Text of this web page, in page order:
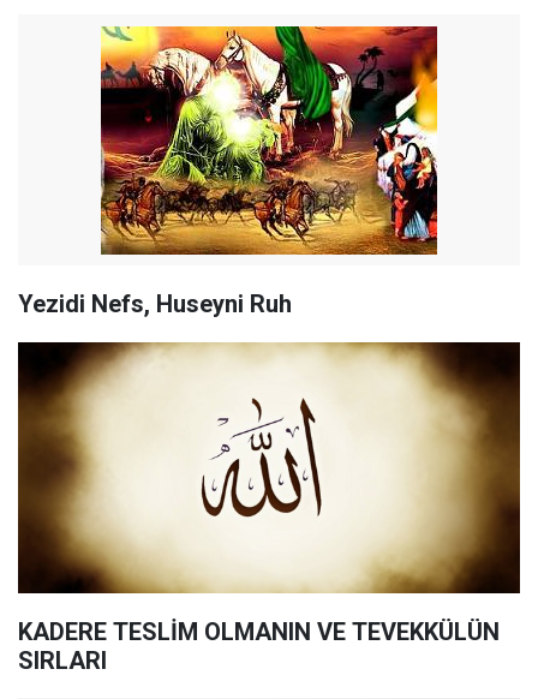
Yezidi Nefs, Huseyni Ruh
KADERE TESLİM OLMANIN VE TEVEKKÜLÜN
SIRLARI